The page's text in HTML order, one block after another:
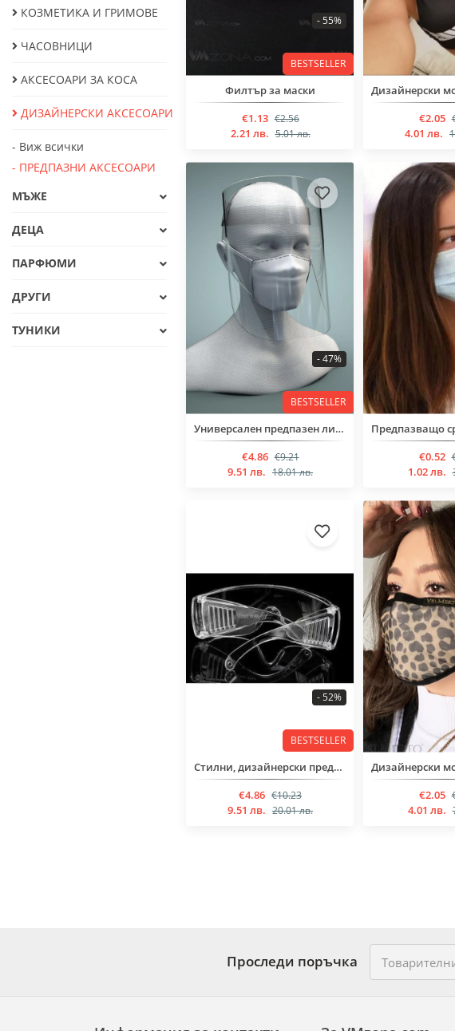
КОЗМЕТИКА И ГРИМОВЕ
ЧАСОВНИЦИ
АКСЕСОАРИ ЗА КОСА
ДИЗАЙНЕРСКИ АКСЕСОАРИ
- Виж всички
- ПРЕДПАЗНИ АКСЕСОАРИ
МЪЖЕ
ДЕЦА
ПАРФЮМИ
ДРУГИ
ТУНИКИ
BESTSELLER
Филтър за маски
€1.13 €2.56
- 55%
2.21 лв. 5.01 лв.
€2.05
4.01 лв.
BESTSELLER
Универсален предпазен лицев шлем
€4.86 €9.21
- 47%
9.51 лв. 18.01 лв.
€0.52
1.02 лв.
BESTSELLER
Стилни, дизайнерски предпазни очила
€4.86 €10.23
- 52%
9.51 лв. 20.01 лв.
€2.05
4.01 лв.
Проследи поръчка